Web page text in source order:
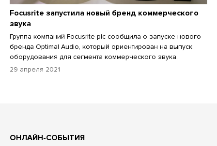
Focusrite запустила новый бренд коммерческого
звука
Группа компаний Focusrite plc сообщила о запуске нового
бренда Optimal Audio, который ориентирован на выпуск
оборудования для сегмента коммерческого звука.
29 апреля 2021
ОНЛАЙН-СОБЫТИЯ